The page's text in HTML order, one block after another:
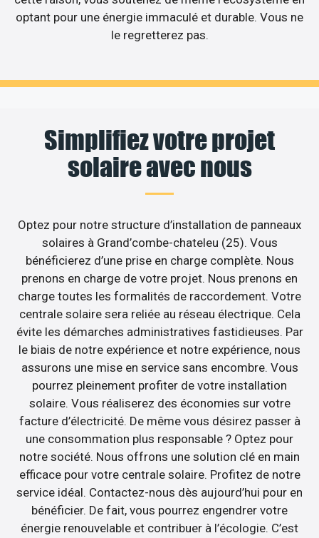
optant pour une énergie immaculé et durable. Vous ne
le regretterez pas.
Simplifiez votre projet
solaire avec nous
Optez pour notre structure d’installation de panneaux
solaires à Grand’combe-chateleu (25). Vous
bénéficierez d’une prise en charge complète. Nous
prenons en charge de votre projet. Nous prenons en
charge toutes les formalités de raccordement. Votre
centrale solaire sera reliée au réseau électrique. Cela
évite les démarches administratives fastidieuses. Par
le biais de notre expérience et notre expérience, nous
assurons une mise en service sans encombre. Vous
pourrez pleinement profiter de votre installation
solaire. Vous réaliserez des économies sur votre
facture d’électricité. De même vous désirez passer à
une consommation plus responsable ? Optez pour
notre société. Nous offrons une solution clé en main
efficace pour votre centrale solaire. Profitez de notre
service idéal. Contactez-nous dès aujourd’hui pour en
bénéficier. De fait, vous pourrez engendrer votre
énergie renouvelable et contribuer à l’écologie. C’est